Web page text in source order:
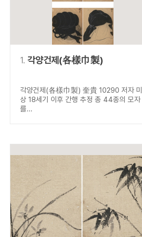
OR
NOT
동시에 여러 개의 연산자를 사용
1. 각양건제(各樣巾製)
각양건제(各樣巾製) 奎貴 10290 저자 미
상 18세기 이후 간행 추정 총 44종의 모자
를...